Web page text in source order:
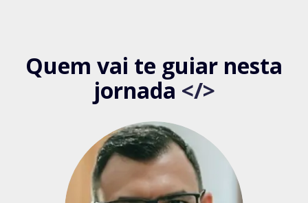
Quem vai te guiar nesta
jornada </>